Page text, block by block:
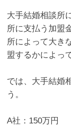
大手結婚相談所
所に支払う加盟
所によって大き
盟するかによっ
では、大手結婚
う。
A社： 150万円